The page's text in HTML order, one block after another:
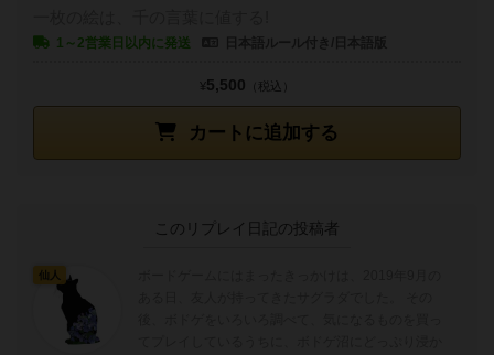
1～2営業日以内に発送
カートに追加する
¥5,500 （税込）
このリプレイ日記の投稿者
仙人